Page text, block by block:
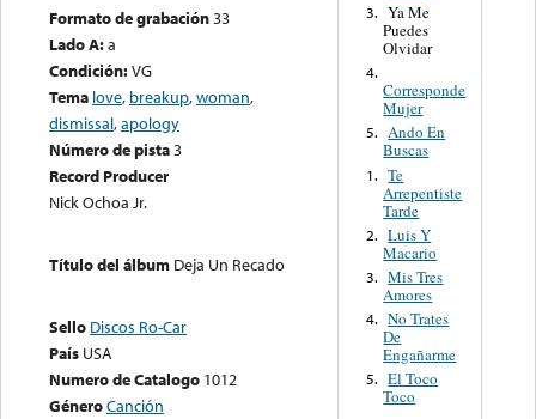
Formato de grabación33
Lado A:a
Condición:VG
Tema love, breakup,woman,
dismissal,apology
Número de pista3
Record Producer
Nick Ochoa Jr.
Título del álbum Deja Un Recado
Sello Discos Ro-Car
País USA
Numero de Catalogo 1012
GéneroCanción
3. Ya Me
Puedes
Olvidar
4.
Corresponde
Mujer
5. Ando En
Buscas
1. Te
Arrepentiste
Tarde
2. Luis Y
Macario
3. Mis Tres
Amores
4. No Trates
De
Engañarme
5. El Toco
Toco